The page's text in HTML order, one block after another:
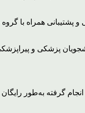
شامل متخصص و فوق تخصص، پزشکان عمومی و دندان‌پزشکان
به مردم 10 روز قبل از برپایی توسط گروه
گرفته به‌طور